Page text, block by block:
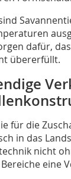
dafür,
übererfüllt.
für die
in das
nicht
eine